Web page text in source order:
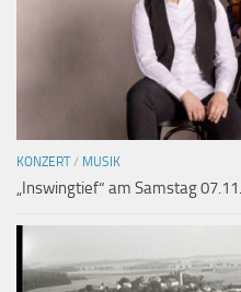
KONZERT/ MUSIK
„Inswingtief“ am Samstag